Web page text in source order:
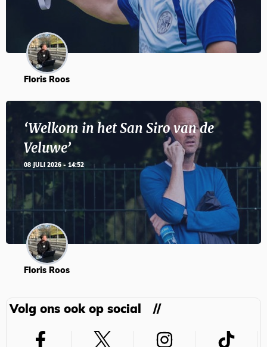
Floris Roos
‘Welkom in het San Siro van de
Veluwe’
08 JULI 2026 - 14:52
Floris Roos
Volg ons ook op social